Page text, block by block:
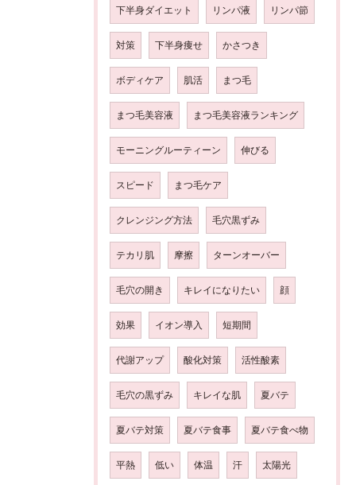
下半身ダイエット リンパ液 リンパ節
対策 下半身痩せ かさつき
ボディケア 肌活 まつ毛
まつ毛美容液 まつ毛美容液ランキング
モーニングルーティーン 伸びる
スピード まつ毛ケア
クレンジング方法 毛穴黒ずみ
テカリ肌 摩擦 ターンオーバー
毛穴の開き キレイになりたい 顔
効果 イオン導入 短期間
代謝アップ 酸化対策 活性酸素
毛穴の黒ずみ キレイな肌 夏バテ
夏バテ対策 夏バテ食事 夏バテ食べ物
平熱 低い 体温 汗 太陽光